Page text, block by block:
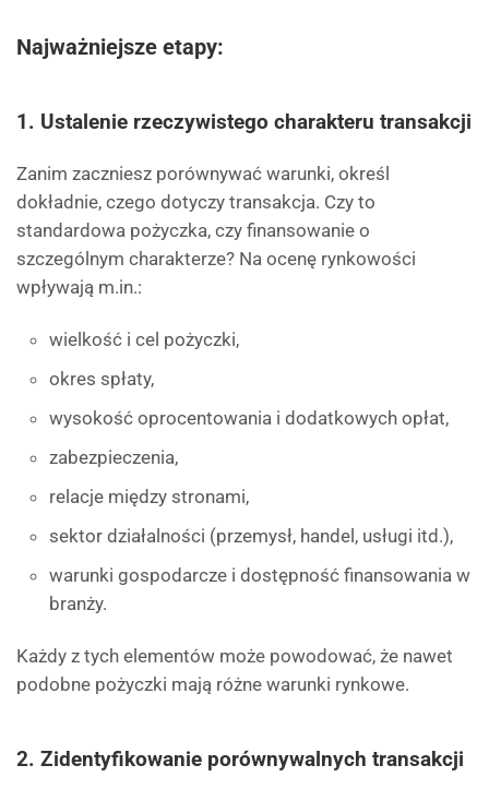
Najważniejsze etapy:
1. Ustalenie rzeczywistego charakteru transakcji
Zanim zaczniesz porównywać warunki, określ
dokładnie, czego dotyczy transakcja. Czy to
standardowa pożyczka, czy finansowanie o
szczególnym charakterze? Na ocenę rynkowości
wpływają m.in.:
wielkość i cel pożyczki,
okres spłaty,
wysokość oprocentowania i dodatkowych opłat,
zabezpieczenia,
relacje między stronami,
sektor działalności (przemysł, handel, usługi itd.),
warunki gospodarcze i dostępność finansowania w
branży.
Każdy z tych elementów może powodować, że nawet
podobne pożyczki mają różne warunki rynkowe.
2. Zidentyfikowanie porównywalnych transakcji